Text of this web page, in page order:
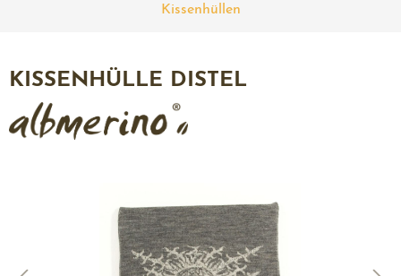
Kissenhüllen
KISSENHÜLLE DISTEL